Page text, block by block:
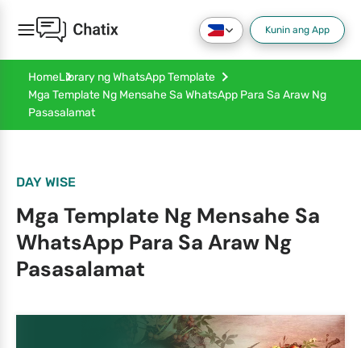
Kunin ang App
HomeLibrary ng WhatsApp Template
Mga Template Ng Mensahe Sa WhatsApp Para Sa Araw Ng
Pasasalamat
DAY WISE
Mga Template Ng Mensahe Sa
WhatsApp Para Sa Araw Ng
Pasasalamat